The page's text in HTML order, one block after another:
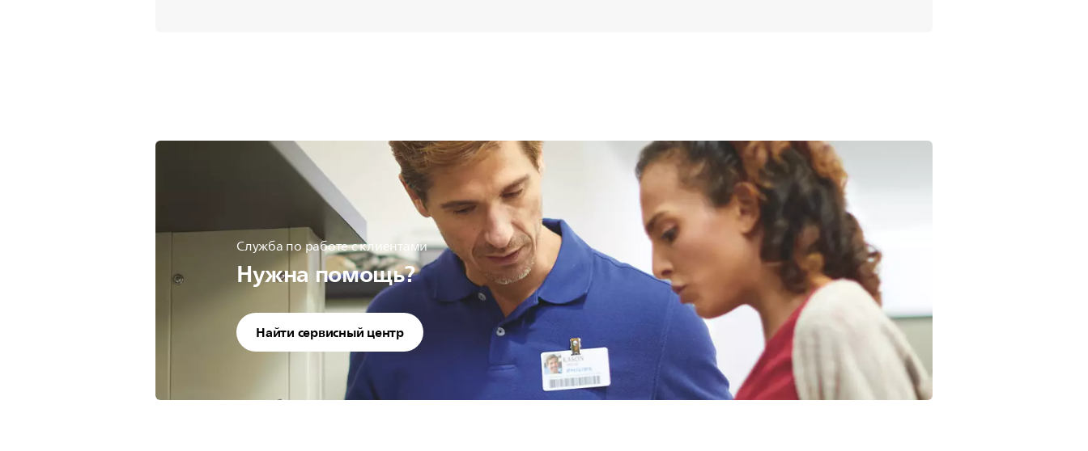
Служба по работе с клиентами
Нужна помощь?
Найти сервисный центр